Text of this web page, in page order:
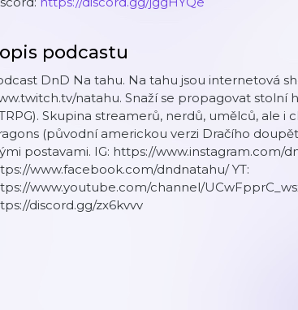
podcastu
DnD Na tahu. Na tahu jsou internetová
natahu. Snaží se propagovat stolní
Skupina streamerů, nerdů, umělců, ale
(původní americkou verzi Dračího
postavami. IG: https://www.instagram.com/
www.facebook.com/dndnatahu/ YT:
www.youtube.com/channel/
discord.gg/zx6kvvv